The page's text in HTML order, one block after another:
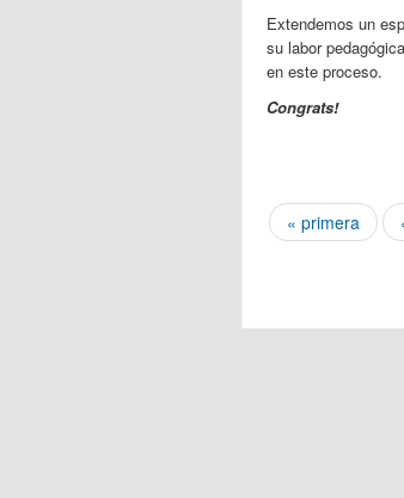
Extendemos un
su labor
en este proceso.
Congrats!
Páginas
« primera